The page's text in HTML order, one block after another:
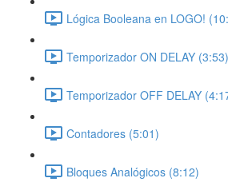
Lógica Booleana en LOGO!
Temporizador ON DELAY (3:53)
Temporizador OFF DELAY
Contadores (5:01)
Bloques Analógicos (8:12)